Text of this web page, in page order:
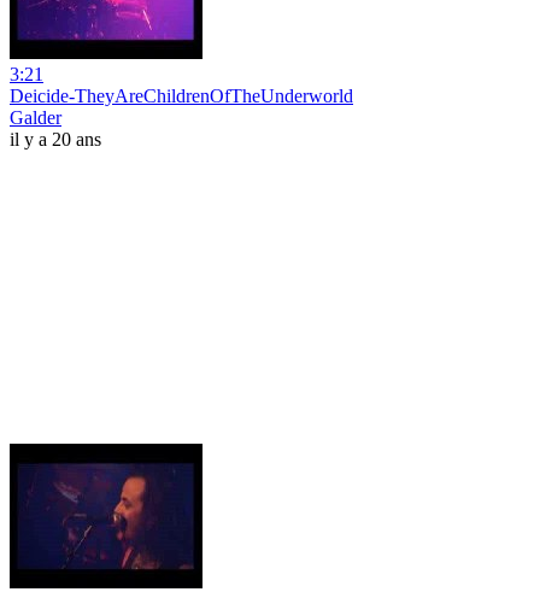
3:21
Deicide-TheyAreChildrenOfTheUnderworld
Galder
il y a 20 ans